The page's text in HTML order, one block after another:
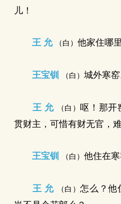
儿！
王 允 （白） 他家住哪
王宝钏 （白） 城外寒窑
王 允 （白） 呕！那开
贯财主，可惜有财无官，
王宝钏 （白） 他住在
王 允 （白）怎么？他